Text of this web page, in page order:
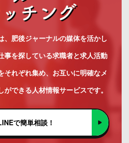
、肥後ジャーナルの媒体を活かし
事を探している求職者と求人活動
それぞれ集め、お互いに明確なメ
ができる人材情報サービスです。
で簡単相談！